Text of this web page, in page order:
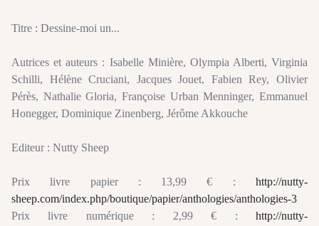
Titre : Dessine-moi un...
Autrices et auteurs : Isabelle Minière, Olympia Alberti, Virginia
Schilli, Hélène Cruciani, Jacques Jouet, Fabien Rey, Olivier
Pérès, Nathalie Gloria, Françoise Urban Menninger, Emmanuel
Honegger, Dominique Zinenberg, Jérôme Akkouche
Editeur : Nutty Sheep
Prix livre papier : 13,99 € : http://nutty-
sheep.com/index.php/boutique/papier/anthologies/anthologies-3
Prix livre numérique : 2,99 € : http://nutty-